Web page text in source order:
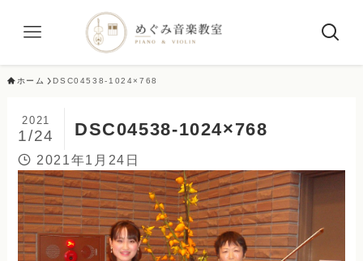
ホーム DSC04538-1024×768
DSC04538-1024×768
2021
1/24
2021年1月24日